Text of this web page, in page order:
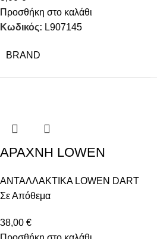
Προσθήκη στο καλάθι
Κωδικός: L907145
BRAND
ΑΡΑΧΝΗ LOWEN
ΑΝΤΑΛΛΑΚΤΙΚΑ LOWEN DART
Σε Απόθεμα
38,00 €